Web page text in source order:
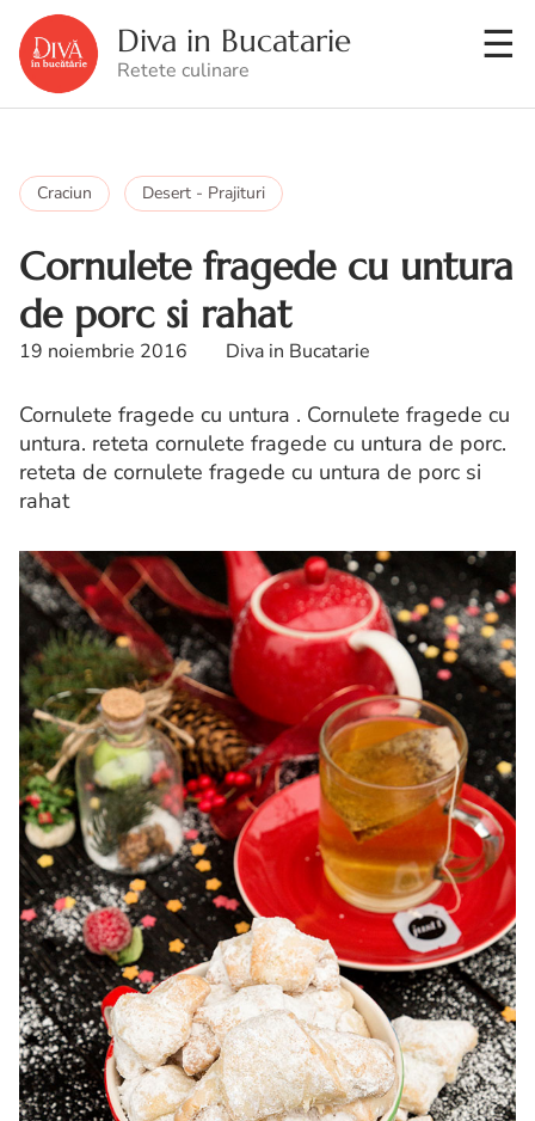
Diva in Bucatarie
Retete culinare
Craciun Desert - Prajituri
Cornulete fragede cu untura
de porc si rahat
19 noiembrie 2016 Diva in Bucatarie
Cornulete fragede cu untura . Cornulete fragede cu
untura. reteta cornulete fragede cu untura de porc.
reteta de cornulete fragede cu untura de porc si
rahat